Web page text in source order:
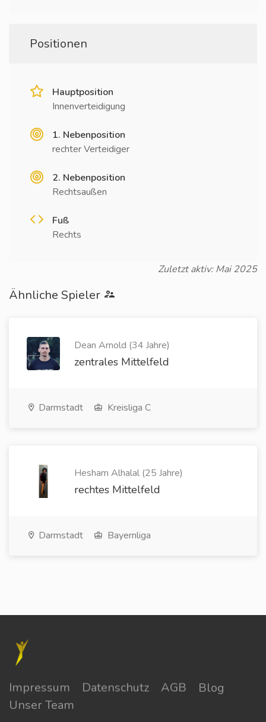
Positionen
Hauptposition
Innenverteidigung
1. Nebenposition
rechter Verteidiger
2. Nebenposition
Rechtsaußen
Fuß
Rechts
Zuletzt aktiv: Mai 2025
Ähnliche Spieler
Dean Arnold (34 Jahre)
zentrales Mittelfeld
Darmstadt Kreisliga C
Hesham Alhalal (25 Jahre)
rechtes Mittelfeld
Darmstadt Bayernliga
Impressum Datenschutz AGB
Blog
Unser Team